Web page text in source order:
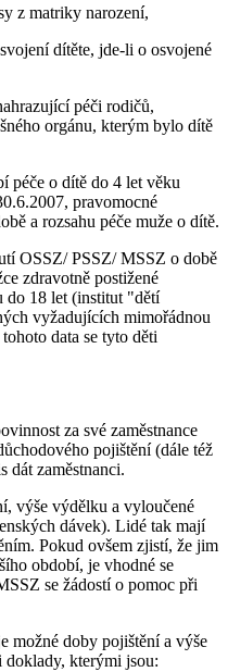
z matriky narození,
dítěte, jde-li o osvojené
péči rodičů,
orgánu, kterým bylo dítě
péče o dítě do 4 let věku
pravomocné
a rozsahu péče muže o dítě.
OSSZ/ PSSZ/ MSSZ o době
zdravotně postižené
do 18 let (institut "dětí
vyžadujících mimořádnou
data se tyto děti
za své zaměstnance
pojištění (dále též
dát zaměstnanci.
výše výdělku a vyloučené
dávek). Lidé tak mají
Pokud ovšem zjistí, že jim
období, je vhodné se
se žádostí o pomoc při
možné doby pojištění a výše
kterými jsou: